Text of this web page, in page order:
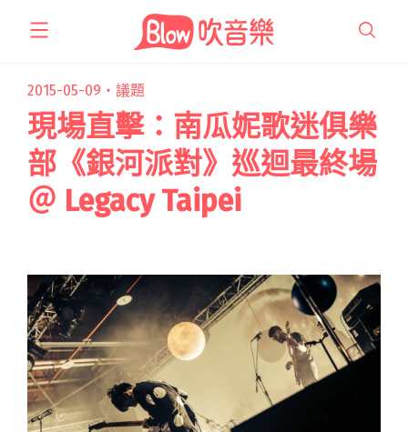
2015-05-09・ 議題
現場直擊：南瓜妮歌迷俱樂
部《銀河派對》巡迴最終場
＠ Legacy Taipei